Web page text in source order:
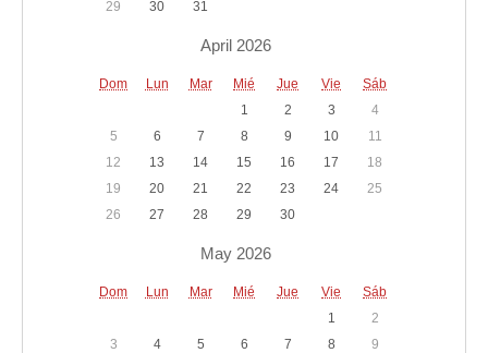
29
30 31
April 2026
Dom Lun Mar Mié Jue Vie
Sáb
1
2 3
4
5
6 7 8 9 10
11
12
13 14 15 16 17
18
19
20 21 22 23 24
25
26
27 28 29 30
May 2026
Dom Lun Mar Mié Jue Vie
Sáb
1
2
3
4 5 6 7 8
9